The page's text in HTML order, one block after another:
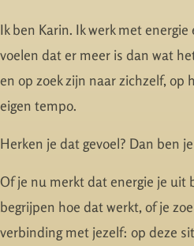
Ik ben Karin. Ik werk met
voelen dat er meer is dan wat
en op zoek zijn naar zichzelf, op
eigen tempo.
Herken je dat gevoel? Dan ben
Of je nu merkt dat energie je uit
begrijpen hoe dat werkt, of je
verbinding met jezelf: op deze